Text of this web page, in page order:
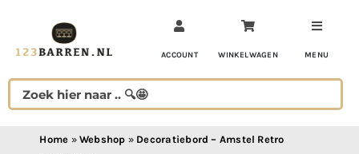
inhoud
ACCOUNT WINKELWAGEN MENU
Home » Webshop » Decoratiebord – Amstel Retro